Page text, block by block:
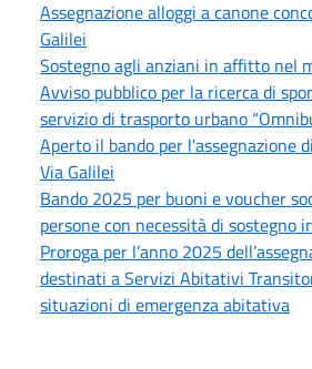
Assegnazione alloggi a canone
Galilei
Sostegno agli anziani in affitto nel
Avviso pubblico per la ricerca di
servizio di trasporto urbano
Aperto il bando per l'assegnazione
Via Galilei
Bando 2025 per buoni e voucher
persone con necessità di sostegno
Proroga per l’anno 2025
destinati a Servizi Abitativi
situazioni di emergenza abitativa